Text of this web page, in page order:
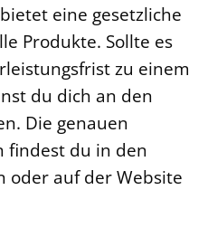
eine gesetzliche
Produkte. Sollte es
zu einem
du dich an den
Die genauen
findest du in den
oder auf der Website